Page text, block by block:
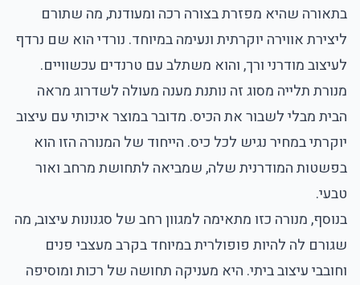
בתאורה שהיא מפזרת בצורה רכה ומעודנת, מה שתורם
ליצירת אווירה יוקרתית ונעימה במיוחד. נורדי הוא שם נרדף
לעיצוב מודרני ורך, והוא משתלב עם טרנדים עכשוויים.
מנורת תלייה מסוג זה נותנת מענה מעולה לשדרוג מראה
הבית מבלי לשבור את הכיס. מדובר במוצר איכותי עם עיצוב
יוקרתי במחיר נגיש לכל כיס. הייחוד של המנורה הזו הוא
בפשטות המודרנית שלה, שמביאה לתחושת מרחב ואור
טבעי.
בנוסף, מנורה כזו מתאימה למגוון רחב של סגנונות עיצוב, מה
שגורם לה להיות פופולרית במיוחד בקרב מעצבי פנים
וחובבי עיצוב ביתי. היא מעניקה תחושה של רכות ומוסיפה